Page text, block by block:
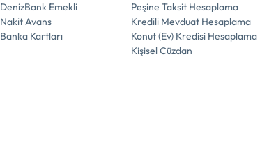
DenizBank Emekli
Nakit Avans
Banka Kartları
Peşine Taksit Hesaplama
Kredili Mevduat Hesaplama
Konut (Ev) Kredisi Hesaplama
Kişisel Cüzdan